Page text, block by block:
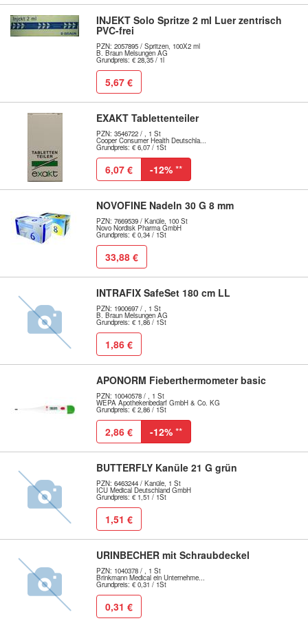
INJEKT Solo Spritze 2 ml Luer zentrisch
PVC-frei
PZN: 2057895 / Spritzen, 100X2 ml
B. Braun Melsungen AG
Grundpreis: € 28,35 / 1l
5,67 €
EXAKT Tablettenteiler
PZN: 3546722 / , 1 St
Cooper Consumer Health Deutschla...
Grundpreis: € 6,07 / 1St
6,07 € -12% **
NOVOFINE Nadeln 30 G 8 mm
PZN: 7669539 / Kanüle, 100 St
Novo Nordisk Pharma GmbH
Grundpreis: € 0,34 / 1St
33,88 €
INTRAFIX SafeSet 180 cm LL
PZN: 1900697 / , 1 St
B. Braun Melsungen AG
Grundpreis: € 1,86 / 1St
1,86 €
APONORM Fieberthermometer basic
PZN: 10040578 / , 1 St
WEPA Apothekenbedarf GmbH & Co. KG
Grundpreis: € 2,86 / 1St
2,86 € -12% **
BUTTERFLY Kanüle 21 G grün
PZN: 6463244 / Kanüle, 1 St
ICU Medical Deutschland GmbH
Grundpreis: € 1,51 / 1St
1,51 €
URINBECHER mit Schraubdeckel
PZN: 1040378 / , 1 St
Brinkmann Medical ein Unternehme...
Grundpreis: € 0,31 / 1St
0,31 €